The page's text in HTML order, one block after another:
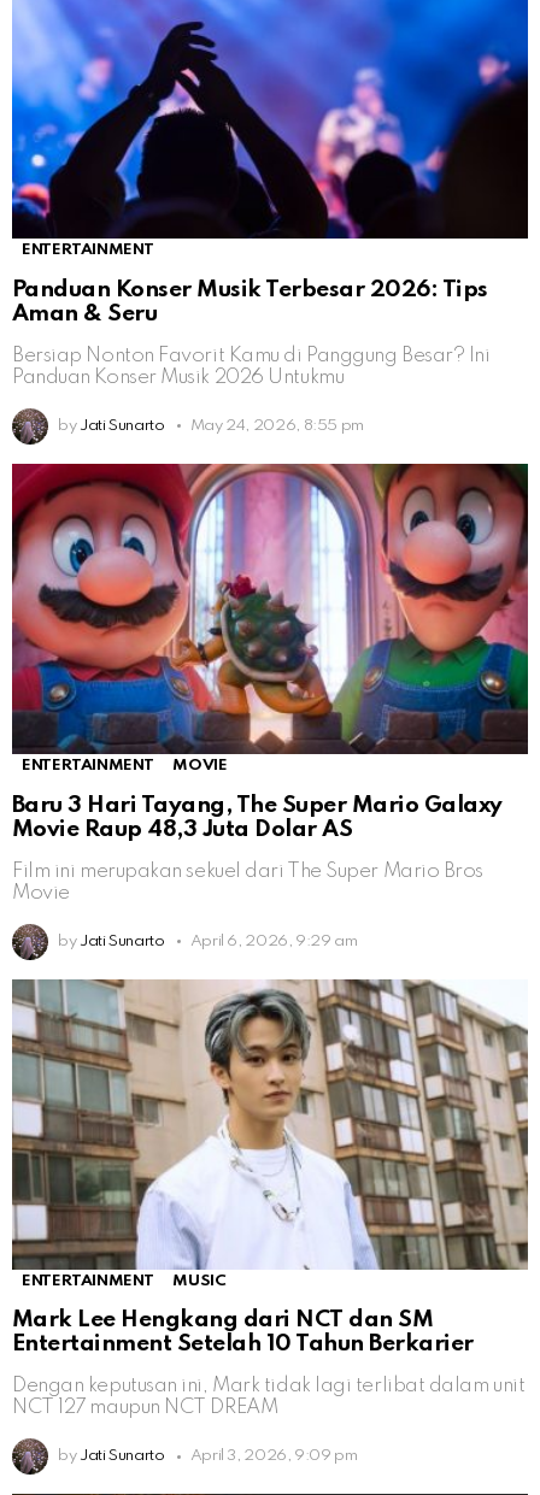
ENTERTAINMENT
Panduan Konser Musik Terbesar 2026: Tips
Aman & Seru
Bersiap Nonton Favorit Kamu di Panggung Besar? Ini
Panduan Konser Musik 2026 Untukmu
by Jati Sunarto May 24, 2026, 8:55 pm
ENTERTAINMENT MOVIE
Baru 3 Hari Tayang, The Super Mario Galaxy
Movie Raup 48,3 Juta Dolar AS
Film ini merupakan sekuel dari The Super Mario Bros
Movie
by Jati Sunarto April 6, 2026, 9:29 am
ENTERTAINMENT MUSIC
Mark Lee Hengkang dari NCT dan SM
Entertainment Setelah 10 Tahun Berkarier
Dengan keputusan ini, Mark tidak lagi terlibat dalam unit
NCT 127 maupun NCT DREAM
by Jati Sunarto April 3, 2026, 9:09 pm